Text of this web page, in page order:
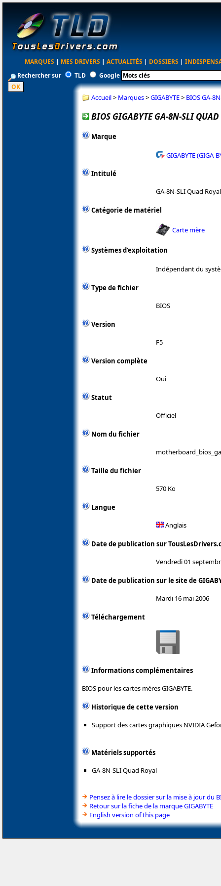
MARQUES | MES DRIVERS | ACTUALITÉS | DOSSIERS |
Rechercher sur
TLD Google
Accueil> Marques>GIGABYTE> BIOS GA-
BIOS GIGABYTE GA-8N-SLI QUAD
Marque
GIGABYTE (GIGA-
Intitulé
GA-8N-SLI Quad Royal
Catégorie de matériel
Carte mère
Systèmes d'exploitation
Indépendant du
Type de fichier
BIOS
Version
F5
Version complète
Oui
Statut
Officiel
Nom du fichier
Taille du fichier
570 Ko
Langue
Anglais
Date de publication sur
Vendredi 01
Date de publication sur le site de
Mardi 16 mai 2006
Téléchargement
Informations complémentaires
BIOS pour les cartes mères GIGABYTE.
Historique de cette version
Support des cartes graphiques NVIDIA
Matériels supportés
GA-8N-SLI Quad Royal
Pensez à lire le dossier sur la mise à jour du
Retour sur la fiche de la marque GIGABYTE
English version of this page